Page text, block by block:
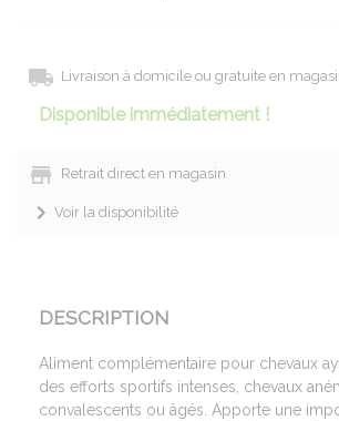
Livraison à domicile ou gratuite en
Disponible immédiatement !
Retrait direct en magasin
Voir la disponibilité
DESCRIPTION
Aliment complémentaire pour chevaux
des efforts sportifs intenses, chevaux
convalescents ou âgés. Apporte une